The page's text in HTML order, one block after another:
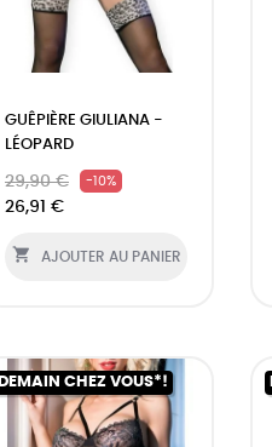
GUÊPIÈRE GIULIANA -
LÉOPARD
29,90 € -10%
26,91 €
 AJOUTER AU PANIER
DEMAIN CHEZ VOUS*!